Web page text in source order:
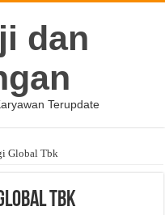
dan
Terupdate
Global Tbk
Tbk